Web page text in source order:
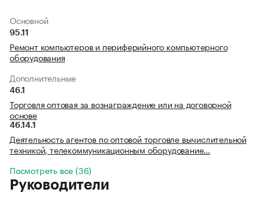
Основной
95.11
Ремонт компьютеров и периферийного компьютерного
оборудования
Дополнительные
46.1
Торговля оптовая за вознаграждение или на договорной
основе
46.14.1
Деятельность агентов по оптовой торговле вычислительной
техникой, телекоммуникационным оборудование…
Посмотреть все (36)
Руководители